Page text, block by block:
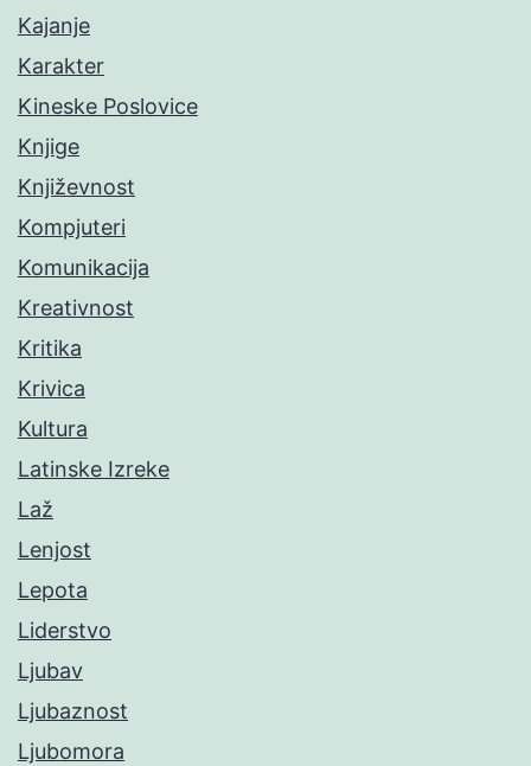
Kajanje
Karakter
Kineske Poslovice
Knjige
Književnost
Kompjuteri
Komunikacija
Kreativnost
Kritika
Krivica
Kultura
Latinske Izreke
Laž
Lenjost
Lepota
Liderstvo
Ljubav
Ljubaznost
Ljubomora